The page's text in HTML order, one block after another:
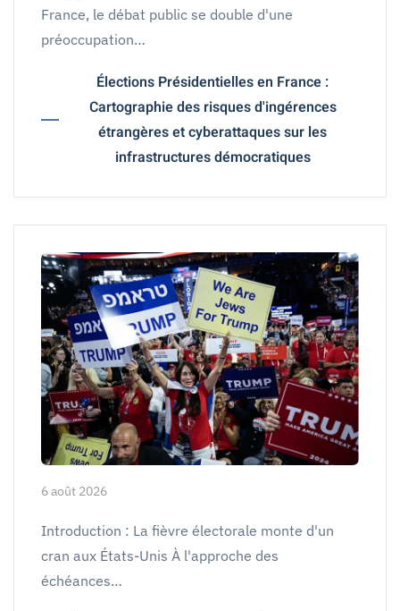
France, le débat public se double d'une
préoccupation…
Élections Présidentielles en France :
Cartographie des risques d'ingérences
étrangères et cyberattaques sur les
infrastructures démocratiques
6 août 2026
Introduction : La fièvre électorale monte d'un
cran aux États-Unis À l'approche des
échéances…